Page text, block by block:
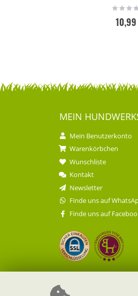
Rating:
MEIN
Mein Benutzerkonto
Warenkörbchen
Wunschliste
Kontakt
Newsletter
Finde uns auf
Finde uns auf